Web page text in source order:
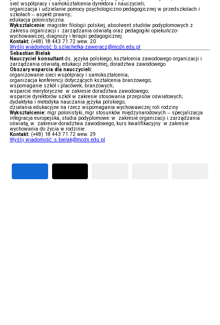
sieć współpracy i samokształcenia dyrektora i nauczycieli;
organizacja i udzielanie pomocy psychologiczno-pedagogicznej w przedszkolach i
szkołach – aspekt prawny;
edukacja polonistyczna.
Wykształcenie: magister filologii polskiej, absolwent studiów podyplomowych z
zakresu organizacji i zarządzania oświatą oraz pedagogiki opiekuńczo-
wychowawczej, diagnozy i terapii pedagogicznej.
Kontakt: (+48) 18 443 71 72 wew. 20
Wyślij wiadomość: b.szlachetka-zaweracz@mcdn.edu.pl
Sebastian Bielak
Nauczyciel konsultant ds. języka polskiego, kształcenia zawodowego organizacji i
zarządzania oświatą, edukacji zdrowotnej, doradztwa zawodowego
Obszary wsparcia dla nauczycieli:
organizowanie sieci współpracy i samokształcenia;
organizacja konferencji dotyczących kształcenia branżowego;
wspomaganie szkół i placówek; branżowych;
wsparcie merytoryczne w zakresie doradztwa zawodowego;
wsparcie dyrektorów szkół w zakresie stosowania przepisów oświatowych;
dydaktyka i metodyka nauczania języka polskiego;
działania edukacyjne na rzecz wspomagania wychowawczej roli rodziny
Wykształcenie: mgr polonistyki, mgr stosunków międzynarodowych – specjalizacja
integracja europejska, studia podyplomowe: w zakresie organizacji i zarządzania
oświatą, w zakresie doradztwa zawodowego, kurs kwalifikacyjny w zakresie
wychowania do życia w rodzinie.
Kontakt: (+48) 18 443 71 72 wew. 29
Wyślij wiadomość: s.bielak@mcdn.edu.pl